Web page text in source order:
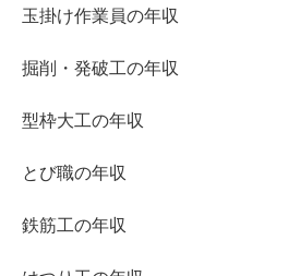
玉掛け作業員の年収
掘削・発破工の年収
型枠大工の年収
とび職の年収
鉄筋工の年収